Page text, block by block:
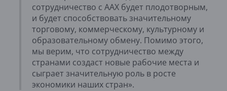
сотрудничество с AAX будет плодотворным,
и будет способствовать значительному
торговому, коммерческому, культурному и
образовательному обмену. Помимо этого,
мы верим, что сотрудничество между
странами создаст новые рабочие места и
сыграет значительную роль в росте
экономики наших стран».